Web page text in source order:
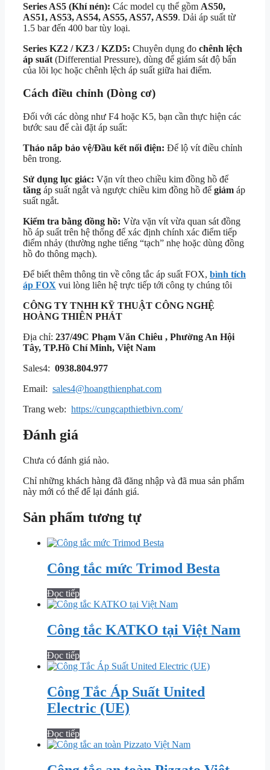
Series AS5 (Khí nén): Các model cụ thể gồm AS50,
AS51, AS53, AS54, AS55, AS57, AS59. Dải áp suất từ
1.5 bar đến 400 bar tùy loại.
Series KZ2 / KZ3 / KZD5: Chuyên dụng đo chênh lệch
áp suất (Differential Pressure), dùng để giám sát độ bẩn
của lõi lọc hoặc chênh lệch áp suất giữa hai điểm.
Cách điều chỉnh (Dòng cơ)
Đối với các dòng như F4 hoặc K5, bạn cần thực hiện các
bước sau để cài đặt áp suất:
Tháo nắp bảo vệ/Đầu kết nối điện: Để lộ vít điều chỉnh
bên trong.
Sử dụng lục giác: Vặn vít theo chiều kim đồng hồ để
tăng áp suất ngắt và ngược chiều kim đồng hồ để giảm áp
suất ngắt.
Kiểm tra bằng đồng hồ: Vừa vặn vít vừa quan sát đồng
hồ áp suất trên hệ thống để xác định chính xác điểm tiếp
điểm nhảy (thường nghe tiếng “tạch” nhẹ hoặc dùng đồng
hồ đo thông mạch).
Để biết thêm thông tin về công tắc áp suất FOX, bình tích
áp FOX vui lòng liên hệ trực tiếp tới công ty chúng tôi
CÔNG TY TNHH KỸ THUẬT CÔNG NGHỆ
HOÀNG THIÊN PHÁT
Địa chỉ: 237/49C Phạm Văn Chiêu , Phường An Hội
Tây, TP.Hồ Chí Minh, Việt Nam
Sales4: 0938.804.977
Email: sales4@hoangthienphat.com
Trang web: https://cungcapthietbivn.com/
Đánh giá
Chưa có đánh giá nào.
Chỉ những khách hàng đã đăng nhập và đã mua sản phẩm
này mới có thể để lại đánh giá.
Sản phẩm tương tự
Công tắc mức Trimod Besta
Đọc tiếp
Công tắc KATKO tại Việt Nam
Đọc tiếp
Công Tắc Áp Suất United
Electric (UE)
Đọc tiếp